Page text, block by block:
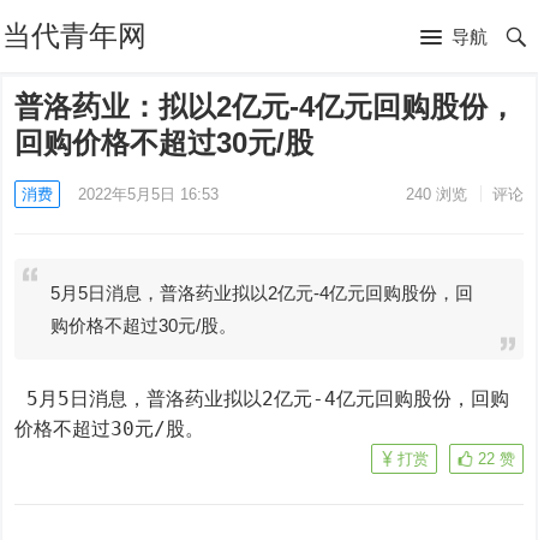
当代青年网 导航
普洛药业：拟以2亿元-4亿元回购股份，
回购价格不超过30元/股
消费 2022年5月5日 16:53 240浏览 评论
5月5日消息，普洛药业拟以2亿元-4亿元回购股份，回
购价格不超过30元/股。
价格不超过30元/股。
22 赞
打赏